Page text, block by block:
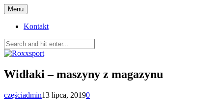
Skip
to
content
Menu
Kontakt
Roxxsport
Portal dla znawców życia
Widłaki – maszyny z magazynu
częściadmin13 lipca, 20190